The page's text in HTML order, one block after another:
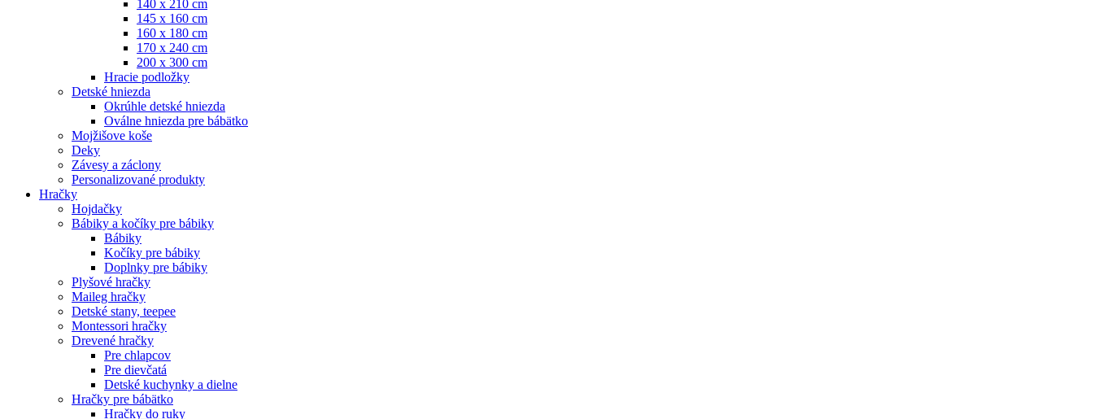
140 x 210 cm
145 x 160 cm
160 x 180 cm
170 x 240 cm
200 x 300 cm
Hracie podložky
Detské hniezda
Okrúhle detské hniezda
Oválne hniezda pre bábätko
Mojžišove koše
Deky
Závesy a záclony
Personalizované produkty
Hračky
Hojdačky
Bábiky a kočíky pre bábiky
Bábiky
Kočíky pre bábiky
Doplnky pre bábiky
Plyšové hračky
Maileg hračky
Detské stany, teepee
Montessori hračky
Drevené hračky
Pre chlapcov
Pre dievčatá
Detské kuchynky a dielne
Hračky pre bábätko
Hračky do ruky